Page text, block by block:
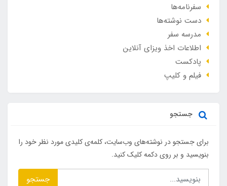
سفرنامه‌ها
دست نوشته‌ها
مدرسه سفر
اطلاعات اخذ ویزای آنلاین
پادکست
فیلم و کلیپ
جستجو
برای جستجو در نوشته‌های وب‌سایت، کلمه‌ی کلیدی مورد نظر خود را
بنویسید و بر روی دکمه کلیک کنید.
جستجو